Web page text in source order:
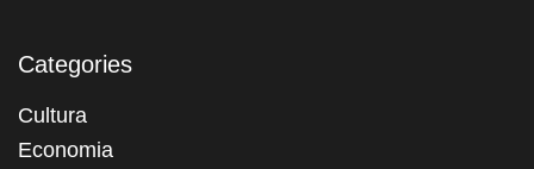
Categories
Cultura
Economia